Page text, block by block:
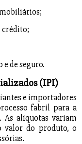
crédito;
e de seguro.
(IPI)
e importadores
fabril para a
As alíquotas variam
valor do produto, o